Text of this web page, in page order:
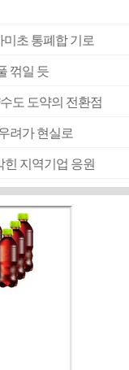
초 통폐합 기로
꺾일 듯
도 도약의 전환점
려가 현실로
지역기업 응원